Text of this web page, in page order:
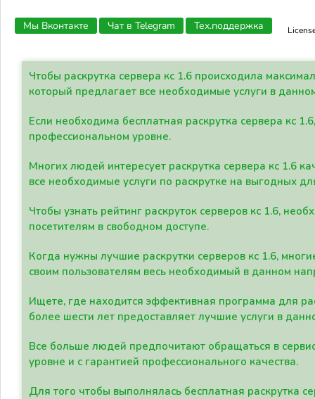
Мы Вконтакте Чат в Telegram Тех.поддержка
Чтобы раскрутка сервера кс 1.6 происходила
который предлагает все необходимые услуги в
Если необходима бесплатная раскрутка сервера кс
профессиональном уровне.
Многих людей интересует раскрутка сервера кс 1.6
все необходимые услуги по раскрутке на выгодных
Чтобы узнать рейтинг раскруток серверов кс 1.6,
посетителям в свободном доступе.
Когда нужны лучшие раскрутки серверов кс 1.6,
своим пользователям весь необходимый в данном
Ищете, где находится эффективная программа для
более шести лет предоставляет лучшие услуги в
Все больше людей предпочитают обращаться в
уровне и с гарантией профессионального качества.
Для того чтобы выполнялась бесплатная раскрутка